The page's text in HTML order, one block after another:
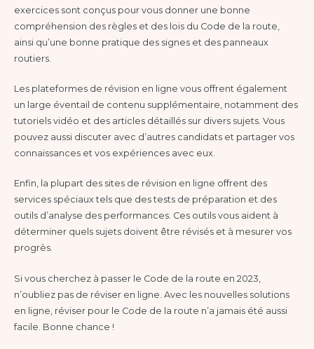
exercices sont conçus pour vous donner une bonne
compréhension des règles et des lois du Code de la route,
ainsi qu’une bonne pratique des signes et des panneaux
routiers.
Les plateformes de révision en ligne vous offrent également
un large éventail de contenu supplémentaire, notamment des
tutoriels vidéo et des articles détaillés sur divers sujets. Vous
pouvez aussi discuter avec d’autres candidats et partager vos
connaissances et vos expériences avec eux.
Enfin, la plupart des sites de révision en ligne offrent des
services spéciaux tels que des tests de préparation et des
outils d’analyse des performances. Ces outils vous aident à
déterminer quels sujets doivent être révisés et à mesurer vos
progrès.
Si vous cherchez à passer le Code de la route en 2023,
n’oubliez pas de réviser en ligne. Avec les nouvelles solutions
en ligne, réviser pour le Code de la route n’a jamais été aussi
facile. Bonne chance !